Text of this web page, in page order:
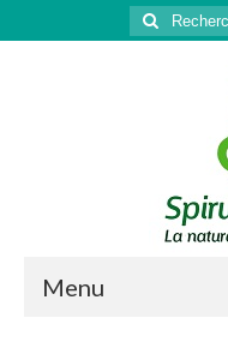
Rechercher
:
Menu